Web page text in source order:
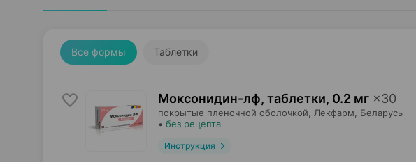
Все формы Таблетки
Моксонидин-лф, таблетки, 0.2 мг ×30
покрытые пленочной оболочкой, Лекфарм , Беларусь
• без рецепта
Инструкция